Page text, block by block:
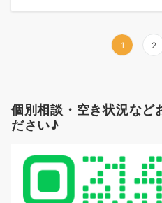
ビ
ー
1 2
個別相談・空き状況など
ださい♪